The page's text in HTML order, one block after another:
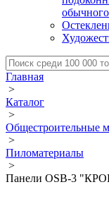
Главная
>
Каталог
>
Общестроительные
>
Пиломатериалы
>
Панели OSB-3